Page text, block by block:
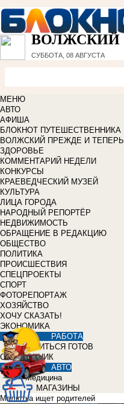
ВОЛЖСКИЙ
СУББОТА, 08 АВГУСТА
МЕНЮ
АВТО
АФИША
БЛОКНОТ ПУТЕШЕСТВЕННИКА
ВОЛЖСКИЙ ПРЕЖДЕ И ТЕПЕРЬ
ЗДОРОВЬЕ
КОММЕНТАРИЙ НЕДЕЛИ
КОНКУРСЫ
КРАЕВЕДЧЕСКИЙ МУЗЕЙ
КУЛЬТУРА
ЛИЦА ГОРОДА
НАРОДНЫЙ РЕПОРТЁР
НЕДВИЖИМОСТЬ
ОБРАЩЕНИЕ В РЕДАКЦИЮ
ОБЩЕСТВО
ПОЛИТИКА
ПРОИСШЕСТВИЯ
СПЕЦПРОЕКТЫ
СПОРТ
ФОТОРЕПОРТАЖ
ХОЗЯЙСТВО
ХОЧУ СКАЗАТЬ!
ЭКОНОМИКА
РАБОТА
УЧИТЬСЯ ГОТОВ
СПРАВОЧНИК
АВТО
Медицина
МАГАЗИНЫ
Малютка ищет родителей